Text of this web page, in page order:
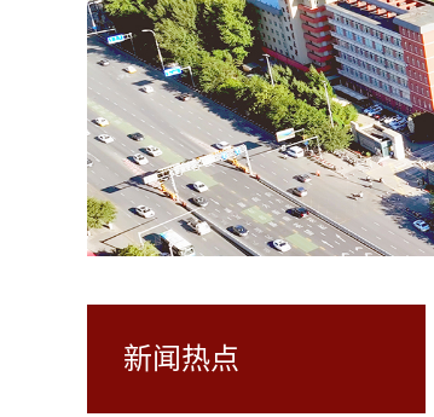
新闻热点